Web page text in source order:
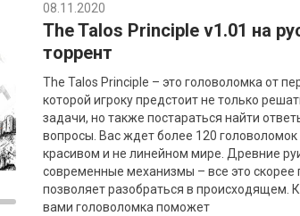
08.11.2020
The Talos Principle v1.01 на
торрент
The Talos Principle – это головоломка от
которой игроку предстоит не только
задачи, но также постараться найти
вопросы. Вас ждет более 120
красивом и не линейном мире. Древние
современные механизмы – все это скорее
позволяет разобраться в происходящем.
вами головоломка поможет